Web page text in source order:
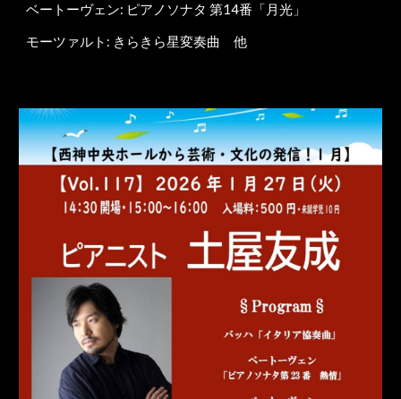
ベートーヴェン: ピアノソナタ 第14番「月光」
モーツァルト: きらきら星変奏曲 他